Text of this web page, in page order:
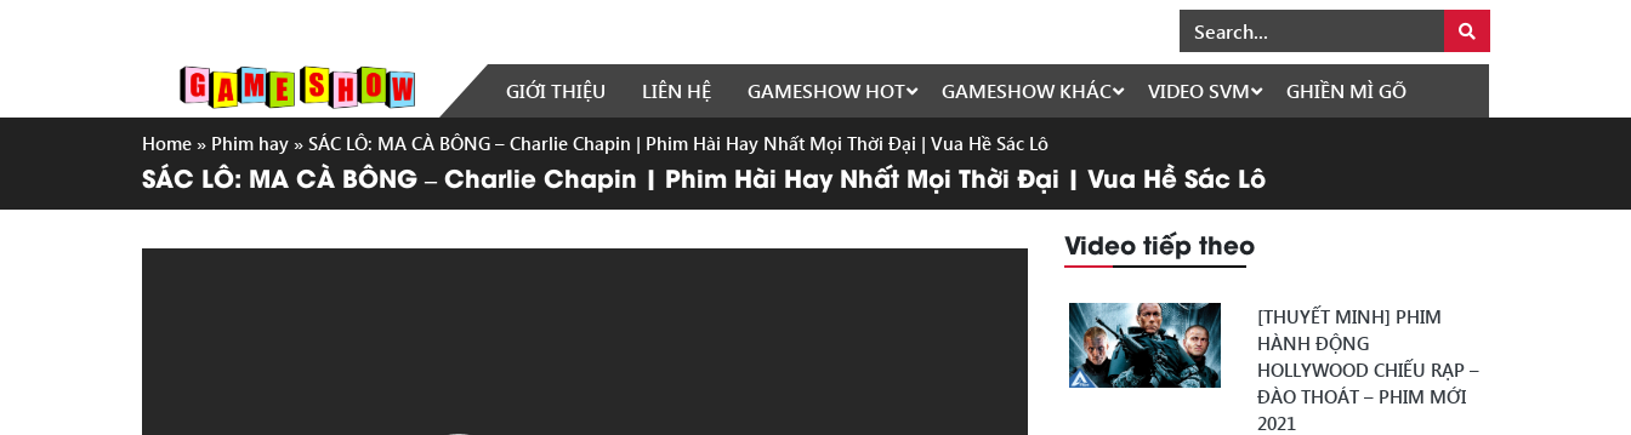
GIỚI THIỆU LIÊN HỆ GAMESHOW HOT GAMESHOW KHÁC VIDEO SVM GHIỀN MÌ GÕ
Home » Phim hay » SÁC LÔ: MA CÀ BÔNG – Charlie Chapin | Phim Hài Hay Nhất Mọi Thời Đại | Vua Hề Sác Lô
SÁC LÔ: MA CÀ BÔNG – Charlie Chapin | Phim Hài Hay Nhất Mọi Thời Đại | Vua Hề Sác Lô
Video tiếp theo
[THUYẾT MINH] PHIM
HÀNH ĐỘNG
HOLLYWOOD CHIẾU RẠP –
ĐÀO THOÁT – PHIM MỚI
2021